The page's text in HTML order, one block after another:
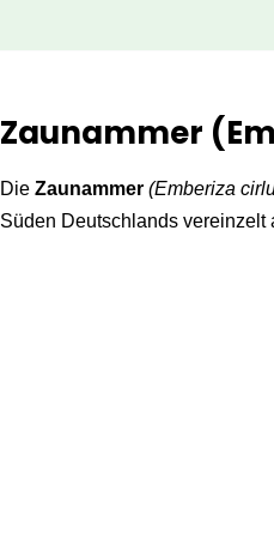
Zaunammer
Die Zaunammer (Emberiza
Süden Deutschlands vereinzelt